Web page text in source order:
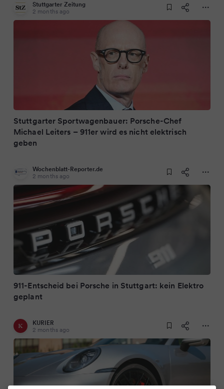
Stuttgarter Zeitung
2 months ago
Stuttgarter Sportwagenbauer: Porsche-Chef
Michael Leiters – 911er wird es nicht elektrisch
geben
Wochenblatt-Reporter.de
2 months ago
911-Entscheid bei Porsche in Stuttgart: kein Elektro
geplant
KURIER
2 months ago